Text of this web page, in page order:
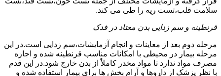
سلامت قلب،تست ریه را طی می کند.
قرنطینه و سم زدایی بدن معتاد در فدک
مرحله دوم بعد از معاینات و انجام آزمایشات،سم زدایی است.در این
مرحله بیمار در محیطی با امکانات مناسب قرنطینه شده و اجازه
مصرف مواد ندارد تا مواد مخدر کاملاً از بدن خارج شود.در این قدم
با نظر پزشک از داروها و آرام بخش ها برای بیمار استفاده شده و